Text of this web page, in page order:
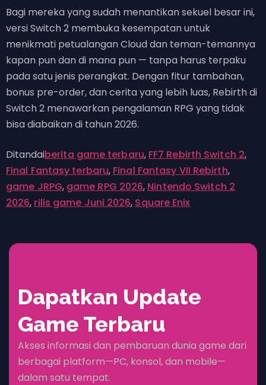
Bagi mereka yang sudah menantikan sekuel besar ini,
versi Switch 2 membuka kesempatan untuk
menikmati petualangan Cloud dan teman-temannya
kapan pun dan di mana pun — tanpa harus terpaku
pada satu jenis perangkat. Dengan fitur tambahan,
bonus pre-order, dan cerita yang lebih luas, Rebirth di
Switch 2 menawarkan pengalaman RPG yang tidak
bisa diabaikan di tahun 2026.
Ditandaiberita game terbaru, FF7 Rebirth Switch 2,
Final Fantasy terbaru, Final Fantasy VII Rebirth,
game JRPG, game RPG 2026, Nintendo Switch 2
2026, rilis game Juni 2026, Square Enix
Dapatkan Update
Game Terbaru
Akses informasi dan pembaruan dunia game dari
berbagai platform—PC, konsol, dan mobile—
dalam satu tempat.